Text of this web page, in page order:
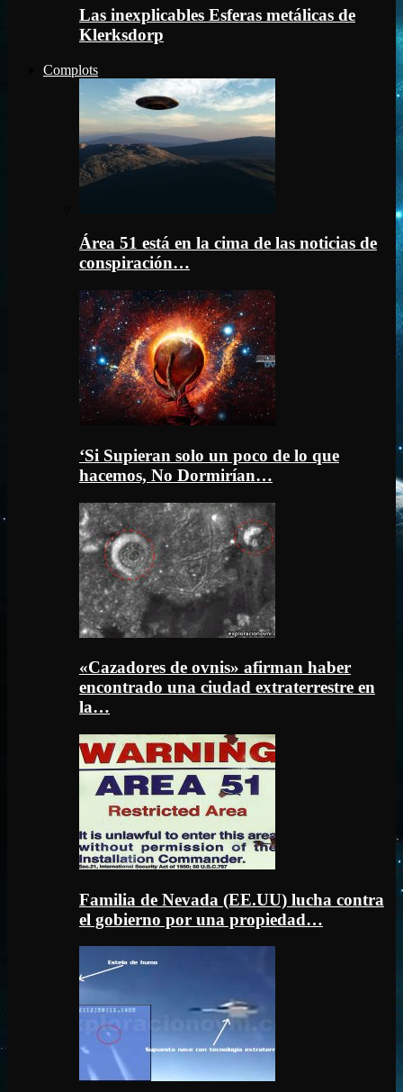
Las inexplicables Esferas metálicas de
Klerksdorp
Complots
Área 51 está en la cima de las noticias de
conspiración…
‘Si Supieran solo un poco de lo que
hacemos, No Dormirían…
«Cazadores de ovnis» afirman haber
encontrado una ciudad extraterrestre en
la…
Familia de Nevada (EE.UU) lucha contra
el gobierno por una propiedad…